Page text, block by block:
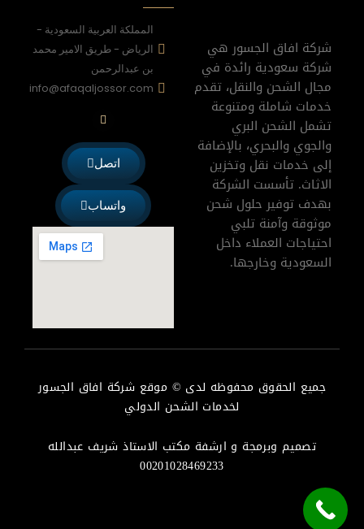
شركة افاق الجسور هي
شركة سعودية رائدة في
مجال الشحن والنقل، تقدم
خدمات شاملة ومتنوعة
تشمل الشحن البري
والجوي والبحري، بالإضافة
إلى خدمات نقل وتخزين
الاثاث. تأسست الشركة
بهدف توفير حلول شحن
موثوقة وآمنة تلبي
احتياجات العملاء داخل
السعودية وخارجها.
المملكة العربية السعودية -
الرياض - طريق الامير محمد
بن عبدالرحمن
info@afaqaljossor.com
W
h
t
s
a
p
اتصل
واتساب
جميع الحقوق محفوظه لدى © موقع شركة افاق الجسور
لخدمات الشحن الدولي
تصميم وبرمجة و ارشفة مكتب الاستاذ شريف عبدالله
00201028469233